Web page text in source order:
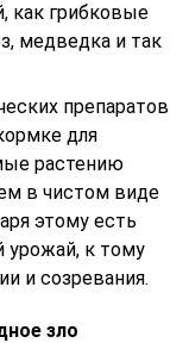
как грибковые
медведка и так
препаратов
для
растению
в чистом виде
этому есть
урожай, к тому
и созревания.
зло